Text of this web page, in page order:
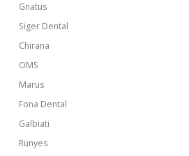
Gnatus
Siger Dental
Chirana
OMS
Marus
Fona Dental
Galbiati
Runyes